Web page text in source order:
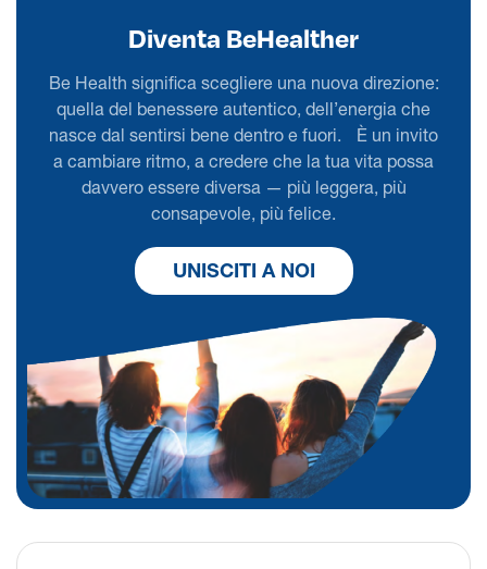
Diventa BeHealther
Be Health significa scegliere una nuova direzione:
quella del benessere autentico, dell’energia che
nasce dal sentirsi bene dentro e fuori. È un invito
a cambiare ritmo, a credere che la tua vita possa
davvero essere diversa — più leggera, più
consapevole, più felice.
UNISCITI A NOI